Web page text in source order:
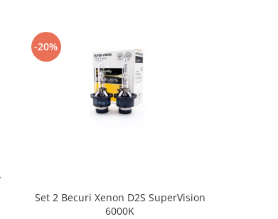
-20%
Set 2 Becuri Xenon D2S SuperVision
6000K